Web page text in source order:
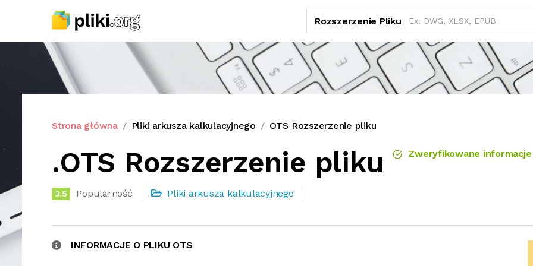
Rozszerzenie Pliku
Strona główna Pliki arkusza kalkulacyjnego OTS Rozszerzenie pliku
.OTS Rozszerzenie pliku Zweryfikowane informacje
3.5 Popularność Pliki arkusza kalkulacyjnego
INFORMACJE O PLIKU OTS